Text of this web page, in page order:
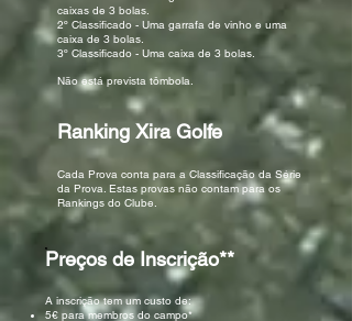
caixas de 3 bolas.
2º Classificado - Uma garrafa de vinho e uma
caixa de 3 bolas.
3º Classificado - Uma caixa de 3 bolas.
Não está prevista tômbola.
Ranking Xira Golfe
Cada Prova conta para a Classificação da Série
da Prova. Estas provas não contam para os
Rankings do Clube.
Preços de Inscrição**
A inscrição tem um custo de:
5€ para membros do campo*